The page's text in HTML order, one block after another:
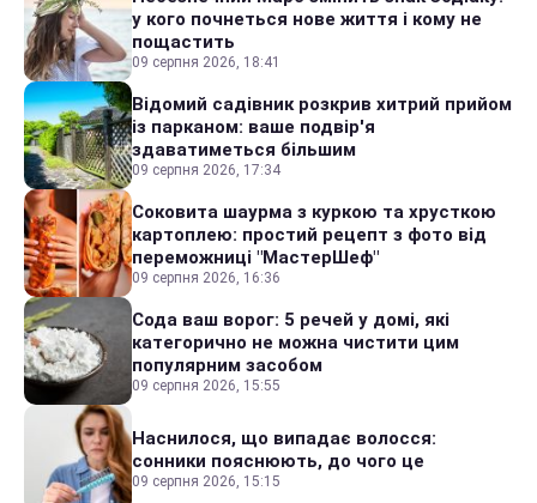
у кого почнеться нове життя і кому не
пощастить
09 серпня 2026, 18:41
Відомий садівник розкрив хитрий прийом
із парканом: ваше подвір'я
здаватиметься більшим
09 серпня 2026, 17:34
Соковита шаурма з куркою та хрусткою
картоплею: простий рецепт з фото від
переможниці "МастерШеф"
09 серпня 2026, 16:36
Сода ваш ворог: 5 речей у домі, які
категорично не можна чистити цим
популярним засобом
09 серпня 2026, 15:55
Наснилося, що випадає волосся:
сонники пояснюють, до чого це
09 серпня 2026, 15:15